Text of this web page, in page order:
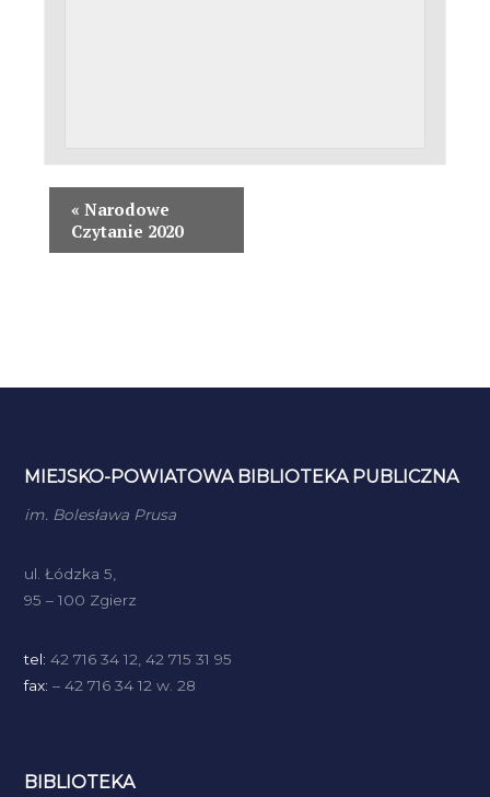
« Narodowe
Czytanie 2020
MIEJSKO-POWIATOWA BIBLIOTEKA PUBLICZNA
im. Bolesława Prusa
ul. Łódzka 5,
95 – 100 Zgierz
tel: 42 716 34 12, 42 715 31 95
fax: – 42 716 34 12 w. 28
BIBLIOTEKA